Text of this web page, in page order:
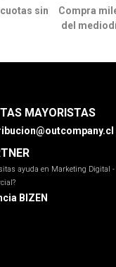
sin
Compra
del
MAYORISTAS
ayuda en Marketing Digital -
BIZEN